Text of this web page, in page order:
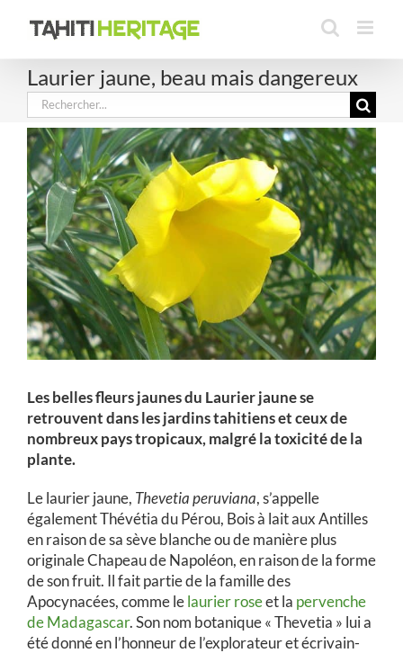
Laurier jaune, beau mais dangereux
Rechercher:
Les belles fleurs jaunes du Laurier jaune se
retrouvent dans les jardins tahitiens et ceux de
nombreux pays tropicaux, malgré la toxicité de la
plante.
Le laurier jaune, Thevetia peruviana, s’appelle
également Thévétia du Pérou, Bois à lait aux Antilles
en raison de sa sève blanche ou de manière plus
originale Chapeau de Napoléon, en raison de la forme
de son fruit. Il fait partie de la famille des
Apocynacées, comme lelaurier roseet la pervenche
de Madagascar. Son nom botanique « Thevetia » lui a
été donné en l’honneur de l’explorateur et écrivain-